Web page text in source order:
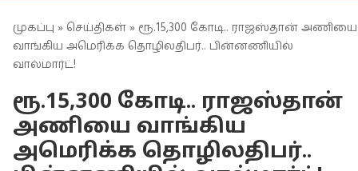
முகப்பு » செய்திகள் » ரூ.15,300 கோடி.. ராஜஸ்தான் அணியை
வாங்கிய அமெரிக்க தொழிலதிபர்.. பின்னணியில்
வால்மார்ட்!
ரூ.15,300 கோடி.. ராஜஸ்தான்
அணியை வாங்கிய
அமெரிக்க தொழிலதிபர்..